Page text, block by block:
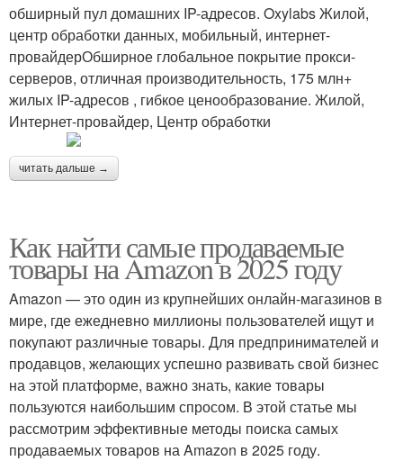
обширный пул домашних IP-адресов. Oxylabs Жилой,
центр обработки данных, мобильный, интернет-
провайдерОбширное глобальное покрытие прокси-
серверов, отличная производительность, 175 млн+
жилых IP-адресов , гибкое ценообразование. Жилой,
Интернет-провайдер, Центр обработки
читать дальше →
Как найти самые продаваемые
товары на Amazon в 2025 году
Amazon — это один из крупнейших онлайн-магазинов в
мире, где ежедневно миллионы пользователей ищут и
покупают различные товары. Для предпринимателей и
продавцов, желающих успешно развивать свой бизнес
на этой платформе, важно знать, какие товары
пользуются наибольшим спросом. В этой статье мы
рассмотрим эффективные методы поиска самых
продаваемых товаров на Amazon в 2025 году.